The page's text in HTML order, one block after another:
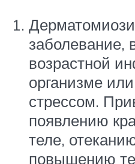
заболевание,
возрастной
организме
стрессом.
появлению
теле,
повышению